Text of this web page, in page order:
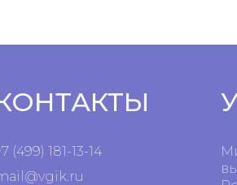
(499) 181-13-14
ru